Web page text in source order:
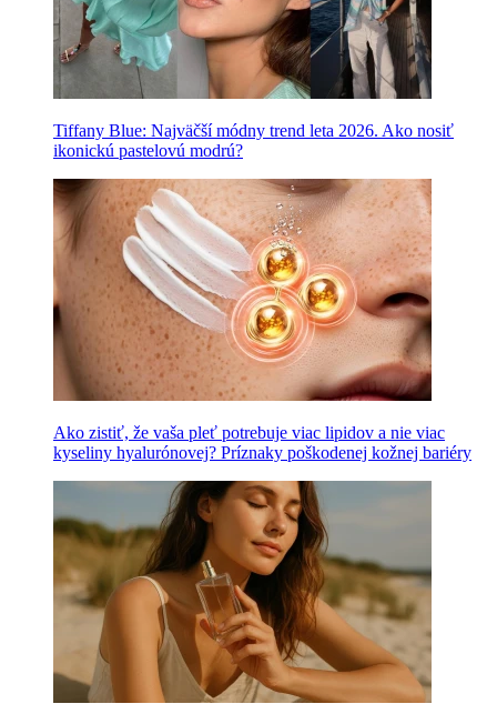
Tiffany Blue: Najväčší módny trend leta 2026. Ako nosiť
ikonickú pastelovú modrú?
Ako zistiť, že vaša pleť potrebuje viac lipidov a nie viac
kyseliny hyalurónovej? Príznaky poškodenej kožnej bariéry